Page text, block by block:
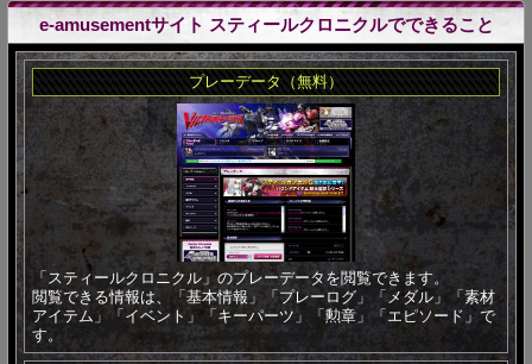
e-amusementサイト スティールクロニクルでできること
プレーデータ（無料）
「スティールクロニクル」のプレーデータを閲覧できます。
閲覧できる情報は、「基本情報」「プレーログ」「メダル」「素材
アイテム」「イベント」「キーパーツ」「勲章」「エピソード」で
す。